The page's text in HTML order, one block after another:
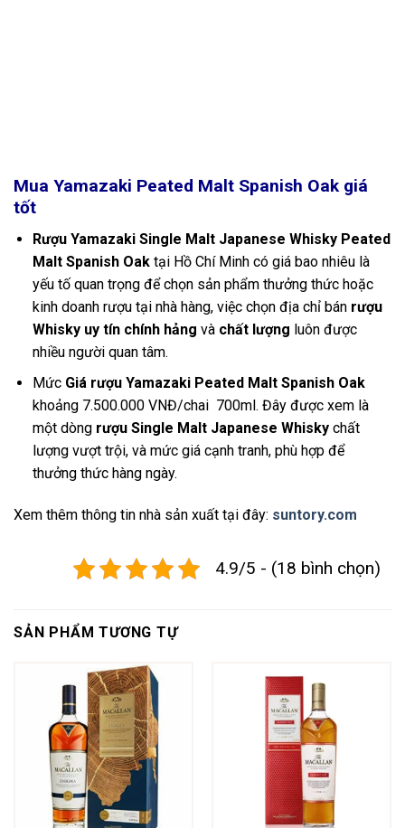
Mua Yamazaki Peated Malt Spanish Oak giá
tốt
Rượu Yamazaki Single Malt Japanese Whisky Peated
Malt Spanish Oaktại Hồ Chí Minh có giá bao nhiêu là
yếu tố quan trọng để chọn sản phẩm thưởng thức hoặc
kinh doanh rượu tại nhà hàng, việc chọn địa chỉ bán rượu
Whisky uy tín chính hảng và chất lượng luôn được
nhiều người quan tâm.
Mức Giá rượu Yamazaki Peated Malt Spanish Oak
khoảng 7.500.000 VNĐ/chai 700ml. Đây được xem là
một dòng rượu Single Malt Japanese Whiskychất
lượng vượt trội, và mức giá cạnh tranh, phù hợp để
thưởng thức hàng ngày.
Xem thêm thông tin nhà sản xuất tại đây: suntory.com
4.9/5 - (18 bình chọn)
SẢN PHẨM TƯƠNG TỰ